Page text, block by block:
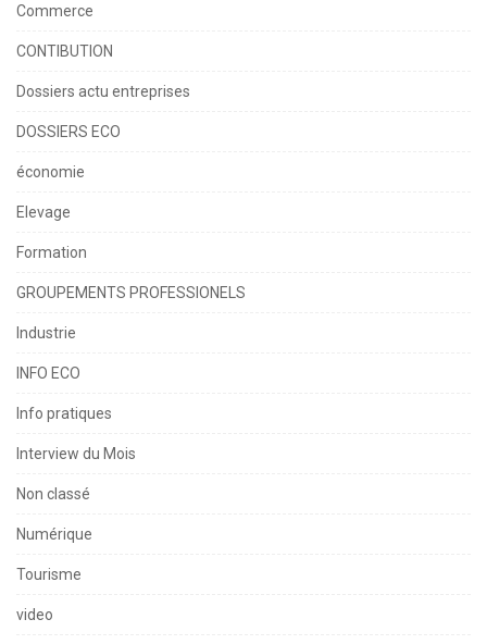
Commerce
CONTIBUTION
Dossiers actu entreprises
DOSSIERS ECO
économie
Elevage
Formation
GROUPEMENTS PROFESSIONELS
Industrie
INFO ECO
Info pratiques
Interview du Mois
Non classé
Numérique
Tourisme
video